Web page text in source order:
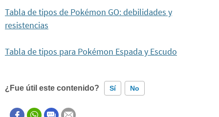
Tabla de tipos de Pokémon GO: debilidades y
resistencias
Tabla de tipos para Pokémon Espada y Escudo
¿Fue útil este contenido? Sí No